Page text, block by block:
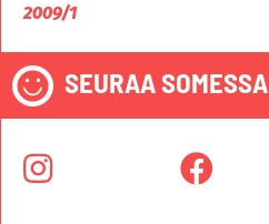
2009/1
SEURAA SOMESSA